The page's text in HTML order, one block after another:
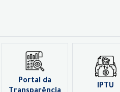
Portal da
IPTU